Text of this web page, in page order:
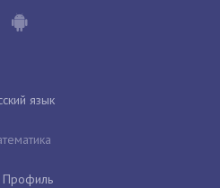
язык
Профиль